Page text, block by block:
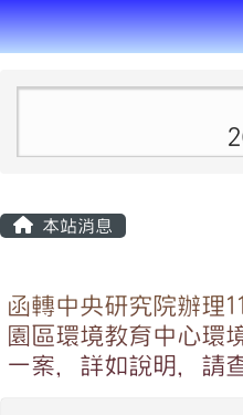
本站消息
函轉中央研究院辦理
園區環境教育中心環
一案，詳如說明，請